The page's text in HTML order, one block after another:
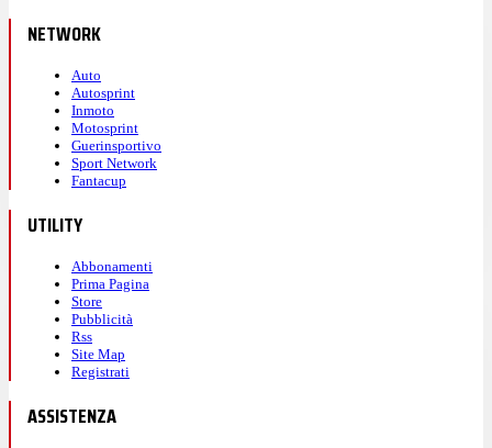
NETWORK
Auto
Autosprint
Inmoto
Motosprint
Guerinsportivo
Sport Network
Fantacup
UTILITY
Abbonamenti
Prima Pagina
Store
Pubblicità
Rss
Site Map
Registrati
ASSISTENZA